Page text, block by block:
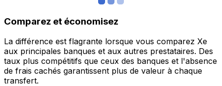
Comparez et économisez
La différence est flagrante lorsque vous comparez Xe
aux principales banques et aux autres prestataires. Des
taux plus compétitifs que ceux des banques et l'absence
de frais cachés garantissent plus de valeur à chaque
transfert.